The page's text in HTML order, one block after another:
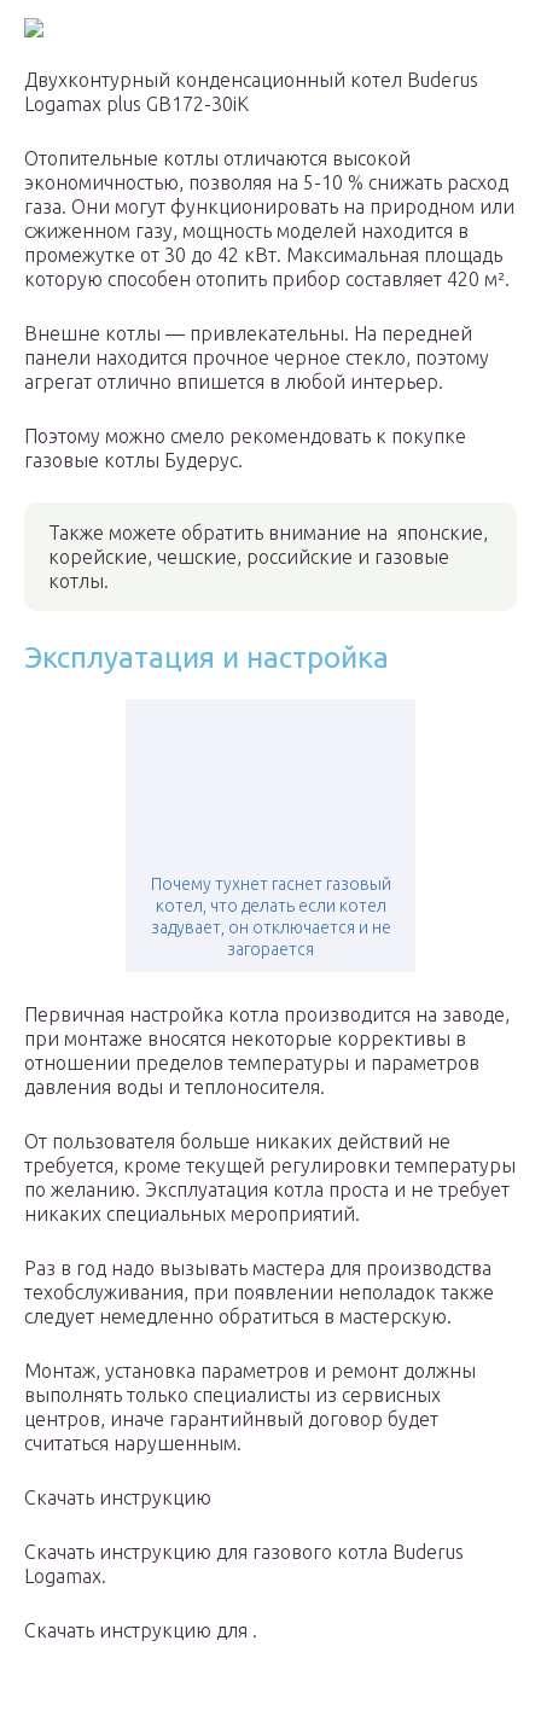
Двухконтурный конденсационный котел Buderus
Logamax plus GB172-30iK
Отопительные котлы отличаются высокой
экономичностью, позволяя на 5-10 % снижать расход
газа. Они могут функционировать на природном или
сжиженном газу, мощность моделей находится в
промежутке от 30 до 42 кВт. Максимальная площадь
которую способен отопить прибор составляет 420 м².
Внешне котлы — привлекательны. На передней
панели находится прочное черное стекло, поэтому
агрегат отлично впишется в любой интерьер.
Поэтому можно смело рекомендовать к покупке
газовые котлы Будерус.
Также можете обратить внимание на японские,
корейские, чешские, российские и газовые
котлы.
Эксплуатация и настройка
Почему тухнет гаснет газовый
котел, что делать если котел
задувает, он отключается и не
загорается
Первичная настройка котла производится на заводе,
при монтаже вносятся некоторые коррективы в
отношении пределов температуры и параметров
давления воды и теплоносителя.
От пользователя больше никаких действий не
требуется, кроме текущей регулировки температуры
по желанию. Эксплуатация котла проста и не требует
никаких специальных мероприятий.
Раз в год надо вызывать мастера для производства
техобслуживания, при появлении неполадок также
следует немедленно обратиться в мастерскую.
Монтаж, установка параметров и ремонт должны
выполнять только специалисты из сервисных
центров, иначе гарантийнвый договор будет
считаться нарушенным.
Скачать инструкцию
Скачать инструкцию для газового котла Buderus
Logamax.
Скачать инструкцию для .